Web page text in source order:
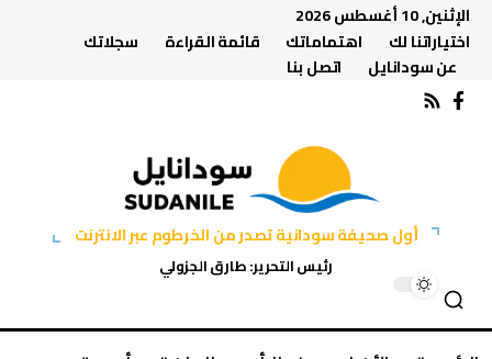
الإثنين, 10 أغسطس 2026
اختياراتنا لك
اهتماماتك قائمة القراءة
سجلاتك
عن سودانايل
اتصل بنا
أول صحيفة سودانية تصدر من الخرطوم عبر الانترنت
رئيس التحرير: طارق الجزولي